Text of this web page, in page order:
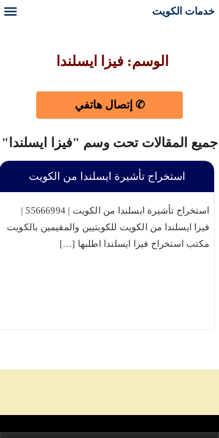
خدمات الكويت
الوسم: فيزا ايسلندا
✆ إتصال هاتفي
جميع المقالات تحت وسم "فيزا ايسلندا"
استخراج تأشيرة ايسلندا من الكويت
استخراج تأشيرة ايسلندا من الكويت | 55666994 |
فيزا ايسلندا من الكويت للكويتيين والمقيمين بالكويت
مكتب استخراج فيزا ايسلندا اطلبها […]